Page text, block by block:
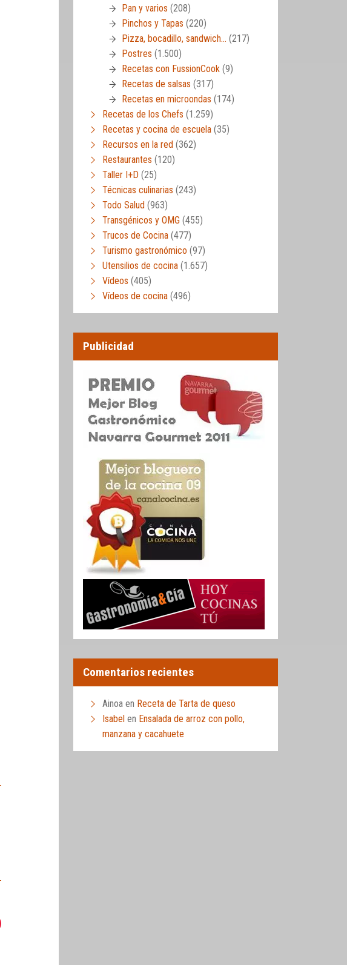
Pan y varios (208)
Pinchos y Tapas (220)
Pizza, bocadillo, sandwich… (217)
Postres (1.500)
Recetas con FussionCook (9)
Recetas de salsas (317)
Recetas en microondas (174)
Recetas de los Chefs (1.259)
Recetas y cocina de escuela (35)
Recursos en la red (362)
Restaurantes (120)
Taller I+D (25)
Técnicas culinarias (243)
Todo Salud (963)
Transgénicos y OMG (455)
Trucos de Cocina (477)
Turismo gastronómico (97)
Utensilios de cocina (1.657)
Vídeos (405)
Vídeos de cocina (496)
Publicidad
Comentarios recientes
Ainoa en Receta de Tarta de queso
Isabel en Ensalada de arroz con pollo,
manzana y cacahuete